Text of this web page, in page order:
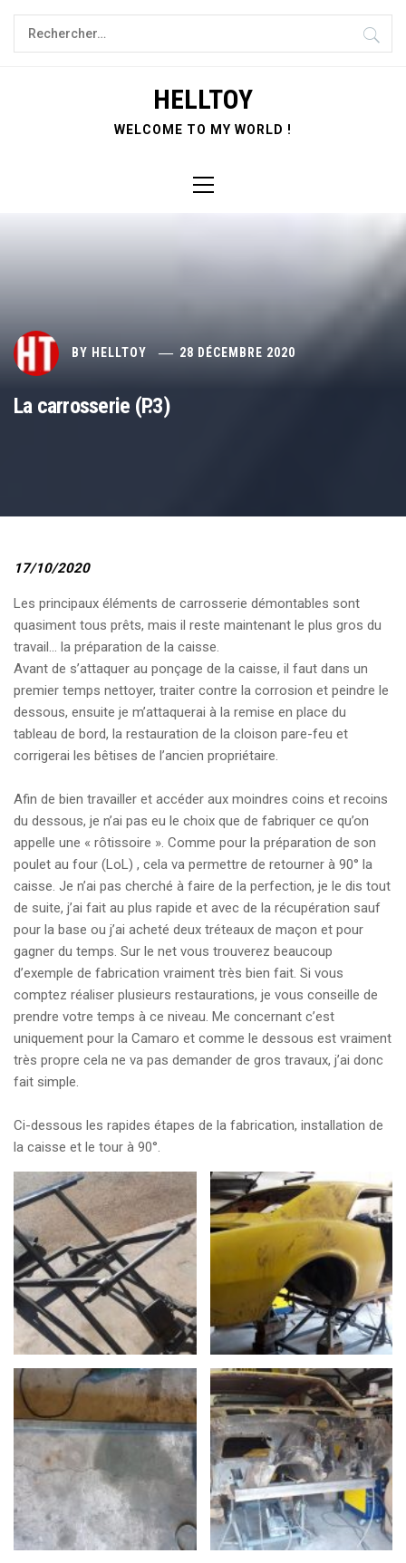
content
Rechercher :
HELLTOY
WELCOME TO MY WORLD !
Menu
BY HELLTOY 28 DÉCEMBRE 2020
La carrosserie (P.3)
17/10/2020
Les principaux éléments de carrosserie démontables sont
quasiment tous prêts, mais il reste maintenant le plus gros du
travail… la préparation de la caisse.
Avant de s’attaquer au ponçage de la caisse, il faut dans un
premier temps nettoyer, traiter contre la corrosion et peindre le
dessous, ensuite je m’attaquerai à la remise en place du
tableau de bord, la restauration de la cloison pare-feu et
corrigerai les bêtises de l’ancien propriétaire.
Afin de bien travailler et accéder aux moindres coins et recoins
du dessous, je n’ai pas eu le choix que de fabriquer ce qu’on
appelle une « rôtissoire ». Comme pour la préparation de son
poulet au four (LoL) , cela va permettre de retourner à 90° la
caisse. Je n’ai pas cherché à faire de la perfection, je le dis tout
de suite, j’ai fait au plus rapide et avec de la récupération sauf
pour la base ou j’ai acheté deux tréteaux de maçon et pour
gagner du temps. Sur le net vous trouverez beaucoup
d’exemple de fabrication vraiment très bien fait. Si vous
comptez réaliser plusieurs restaurations, je vous conseille de
prendre votre temps à ce niveau. Me concernant c’est
uniquement pour la Camaro et comme le dessous est vraiment
très propre cela ne va pas demander de gros travaux, j’ai donc
fait simple.
Ci-dessous les rapides étapes de la fabrication, installation de
la caisse et le tour à 90°.